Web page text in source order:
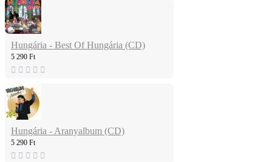
Hungária - Best Of Hungária (CD)
5 290 Ft
Hungária - Aranyalbum (CD)
5 290 Ft